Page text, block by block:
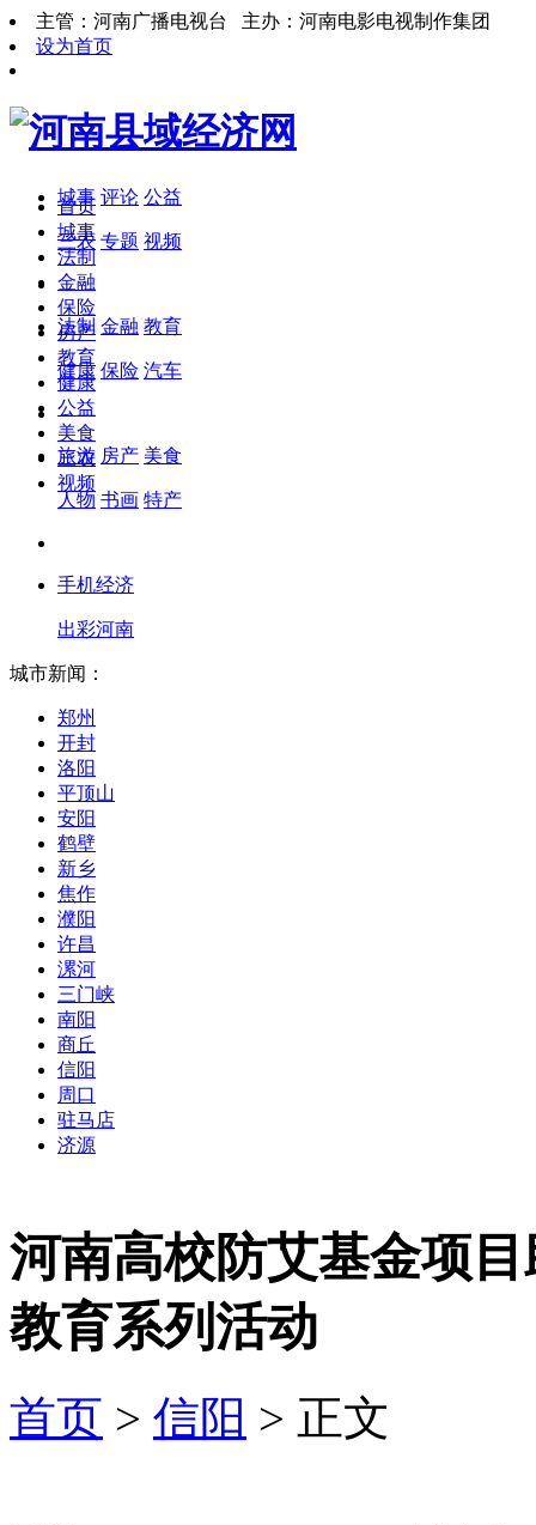
主管：河南广播电视台 主办：河南电影电视制作集团
设为首页
城事 评论 公益
三农 专题 视频
法制 金融 教育
健康 保险 汽车
旅游 房产 美食
人物 书画 特产
手机经济
出彩河南
首页
城事
法制
金融
保险
房产
教育
健康
公益
美食
三农
视频
城市新闻：
郑州
开封
洛阳
平顶山
安阳
鹤壁
新乡
焦作
濮阳
许昌
漯河
三门峡
南阳
商丘
信阳
周口
驻马店
济源
河南高校防艾基金项
教育系列活动
首页 > 信阳 > 正文